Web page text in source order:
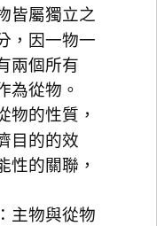
皆屬獨立之
，因一物一
兩個所有
為從物。
物的性質，
目的的效
性的關聯，
主物與從物